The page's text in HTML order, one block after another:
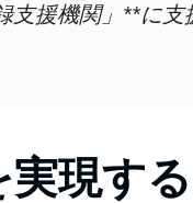
支援機関」**に
実現す